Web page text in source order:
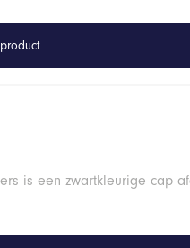
is een zwartkleurige cap